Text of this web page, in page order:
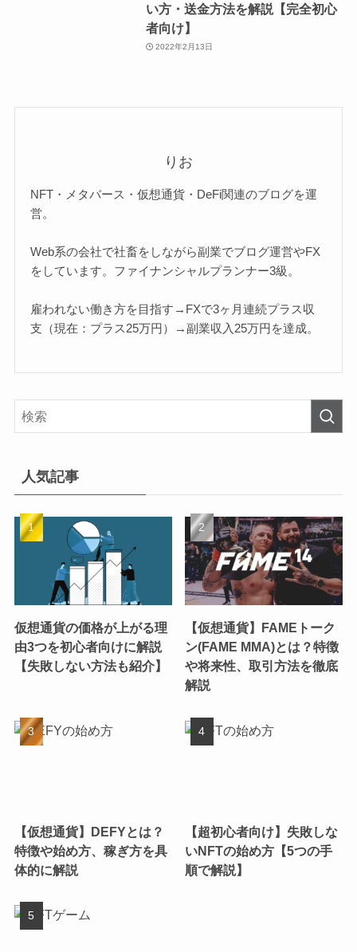
い方・送金方法を解説【完全初心
者向け】
2022年2月13日
りお
NFT・メタバース・仮想通貨・DeFi関連のブログを運
営。
Web系の会社で社畜をしながら副業でブログ運営やFX
をしています。ファイナンシャルプランナー3級。
雇われない働き方を目指す→FXで3ヶ月連続プラス収
支（現在：プラス25万円）→副業収入25万円を達成。
人気記事
仮想通貨の価格が上がる理
由3つを初心者向けに解説
【失敗しない方法も紹介】
【仮想通貨】FAMEトーク
ン(FAME MMA)とは？特徴
や将来性、取引方法を徹底
解説
【仮想通貨】DEFYとは？
特徴や始め方、稼ぎ方を具
体的に解説
【超初心者向け】失敗しな
いNFTの始め方【5つの手
順で解説】